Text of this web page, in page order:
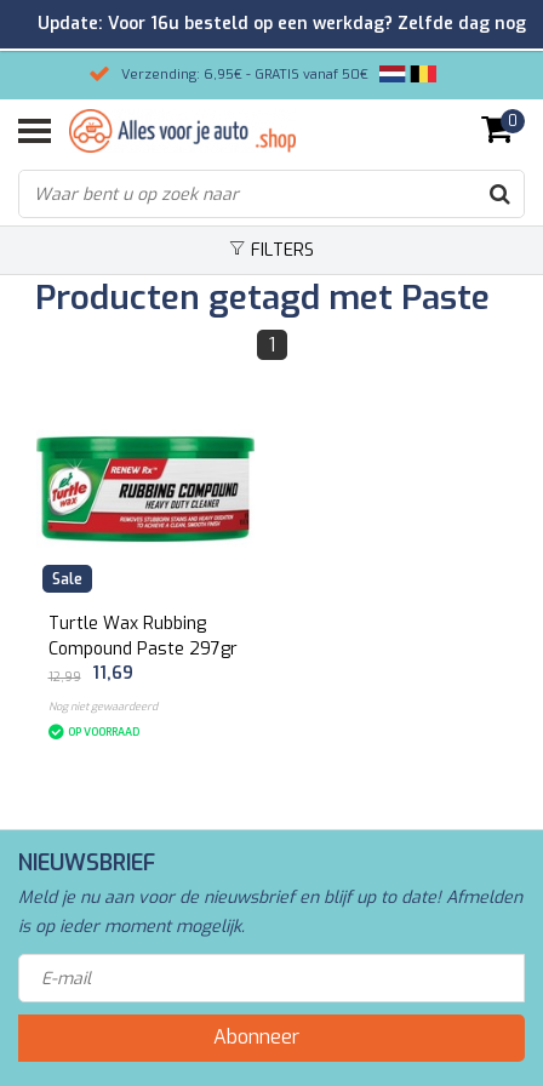
Verzending: 6,95€ - GRATIS vanaf 50€
Gemakkelijk bestellen/Veilig betalen
9.2/10 Klantenrating via Kiyoh!
0
FILTERS
Producten getagd met Paste
1
Sale
Turtle Wax Rubbing
Compound Paste 297gr
12,99 11,69
Nog niet gewaardeerd
OP VOORRAAD
NIEUWSBRIEF
Meld je nu aan voor de nieuwsbrief en blijf up to date! Afmelden
is op ieder moment mogelijk.
Abonneer
Update: Voor 16u besteld op een werkdag? Zelfde dag nog
verzonden!